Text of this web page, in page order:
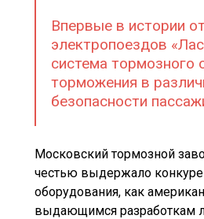
Впервые в истории
электропоездов
система
торможения в
безопасности
Московский тормозной
честью выдержало
оборудования, как
выдающимся разработкам